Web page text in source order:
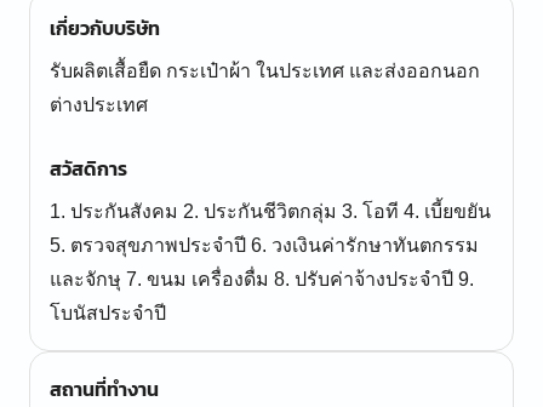
เกี่ยวกับบริษัท
รับผลิตเสื้อยืด กระเป๋าผ้า ในประเทศ และส่งออกนอก
ต่างประเทศ
สวัสดิการ
1. ประกันสังคม 2. ประกันชีวิตกลุ่ม 3. โอที 4. เบี้ยขยัน
5. ตรวจสุขภาพประจำปี 6. วงเงินค่ารักษาทันตกรรม
และจักษุ 7. ขนม เครื่องดื่ม 8. ปรับค่าจ้างประจำปี 9.
โบนัสประจำปี
สถานที่ทำงาน